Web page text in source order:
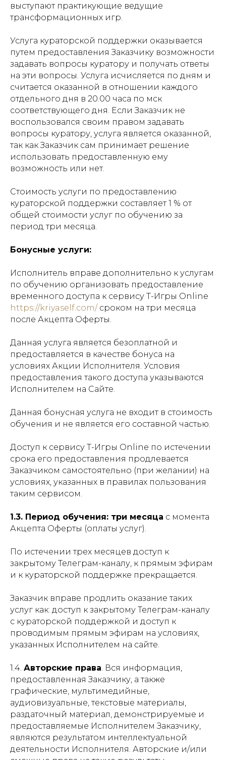
выступают практикующие ведущие
трансформационных игр.
Услуга кураторской поддержки оказывается
путем предоставления Заказчику возможности
задавать вопросы куратору и получать ответы
на эти вопросы. Услуга исчисляется по дням и
считается оказанной в отношении каждого
отдельного дня в 20.00 часа по мск
соответствующего дня. Если Заказчик не
воспользовался своим правом задавать
вопросы куратору, услуга является оказанной,
так как Заказчик сам принимает решение
использовать предоставленную ему
возможность или нет.
Стоимость услуги по предоставлению
кураторской поддержки составляет 1 % от
общей стоимости услуг по обучению за
период три месяца.
Бонусные услуги:
Исполнитель вправе дополнительно к услугам
по обучению организовать предоставление
временного доступа к сервису Т-Игры Online
https://kriyaself.com/ сроком на три месяца
после Акцепта Оферты.
Данная услуга является безоплатной и
предоставляется в качестве бонуса на
условиях Акции Исполнителя. Условия
предоставления такого доступа указываются
Исполнителем на Сайте.
Данная бонусная услуга не входит в стоимость
обучения и не является его составной частью.
Доступ к сервису Т-Игры Online по истечении
срока его предоставления продлевается
Заказчиком самостоятельно (при желании) на
условиях, указанных в правилах пользования
таким сервисом.
1.3. Период обучения: три месяца с момента
Акцепта Оферты (оплаты услуг).
По истечении трех месяцев доступ к
закрытому Телеграм-каналу, к прямым эфирам
и к кураторской поддержке прекращается.
Заказчик вправе продлить оказание таких
услуг как: доступ к закрытому Телеграм-каналу
с кураторской поддержкой и доступ к
проводимым прямым эфирам на условиях,
указанных Исполнителем на сайте.
1.4. Авторские права. Вся информация,
предоставленная Заказчику, а также
графические, мультимедийные,
аудиовизуальные, текстовые материалы,
раздаточный материал, демонстрируемые и
предоставляемые Исполнителем Заказчику,
являются результатом интеллектуальной
деятельности Исполнителя. Авторские и/или